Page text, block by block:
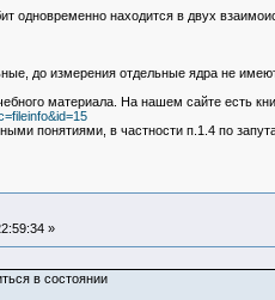
одновременно находится в двух
до измерения отдельные ядра не
материала. На нашем сайте есть
понятиями, в частности п.1.4 по
»
в состоянии